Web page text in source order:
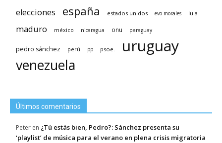
elecciones españa estados unidos evo morales lula
maduro méxico nicaragua onu paraguay
pedro sánchez perú pp psoe. uruguay
venezuela
Últimos comentarios
Peter en ¿Tú estás bien, Pedro?: Sánchez presenta su
‘playlist’ de música para el verano en plena crisis migratoria